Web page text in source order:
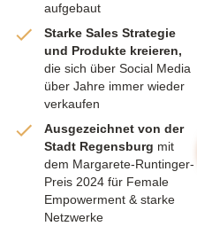
aufgebaut
Starke Sales Strategie
und Produkte kreieren,
die sich über Social Media
über Jahre immer wieder
verkaufen
Ausgezeichnet von der
Stadt Regensburg mit
dem Margarete-Runtinger-
Preis 2024 für Female
Empowerment & starke
Netzwerke